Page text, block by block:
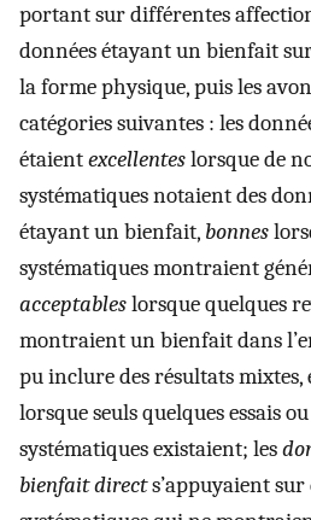
portant sur différentes
données étayant un bienfait
la forme physique, puis les
catégories suivantes : les
étaientexcellenteslorsque de
systématiques notaient des
étayant un bienfait, bonnes
systématiques montraient
acceptableslorsque quelques
montraient un bienfait dans
pu inclure des résultats mixtes,
lorsque seuls quelques essais
systématiques existaient; les
bienfait directs’appuyaient sur